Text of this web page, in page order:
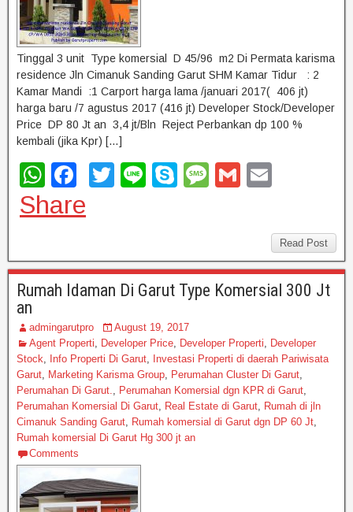
Tinggal 3 unit Type komersial D 45/96 m2 Di Permata karisma
residence Jln Cimanuk Sanding Garut SHM Kamar Tidur : 2
Kamar Mandi :1 Carport harga lama /januari 2017( 406 jt)
harga baru /7 agustus 2017 (416 jt) Developer Stock/Developer
Price DP 80 Jt an 3,4 jt/Bln Reject Perbankan dp 100 %
kembali (jika Kpr) […]
W
h
at
A
p
p
a
c
b
o
o
k
T
Li
S
M
g
e
G
Share
Read Post
Rumah Idaman Di Garut Type Komersial 300 Jt
an
admingarutpro
August 19, 2017
Agent Properti, Developer Price, Developer Properti, Developer
Stock, Info Properti Di Garut, Investasi Properti di daerah Pariwisata
Garut, Marketing Karisma Group, Perumahan Cluster Di Garut,
Perumahan Di Garut., Perumahan Komersial dgn KPR di Garut,
Perumahan Komersial Di Garut, Real Estate di Garut, Rumah di jln
Cimanuk Sanding Garut, Rumah komersial di Garut dgn DP 60 Jt,
Rumah komersial Di Garut Hg 300 jt an
Comments